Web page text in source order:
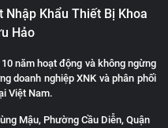
Nhập Khẩu Thiết Bị Khoa
Hảo
năm hoạt động và không ngừng
doanh nghiệp XNK và phân phối
Việt Nam.
Mậu, Phường Cầu Diễn, Quận